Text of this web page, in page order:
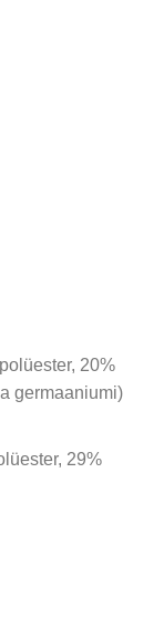
20%
germaaniumi)
29%